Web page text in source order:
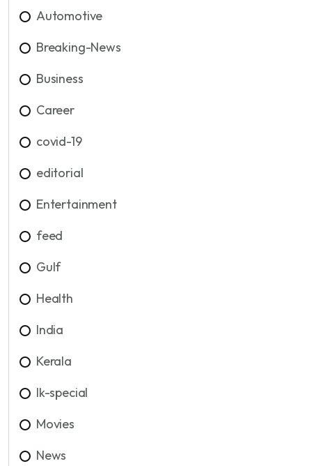
Automotive
Breaking-News
Business
Career
covid-19
editorial
Entertainment
feed
Gulf
Health
India
Kerala
lk-special
Movies
News